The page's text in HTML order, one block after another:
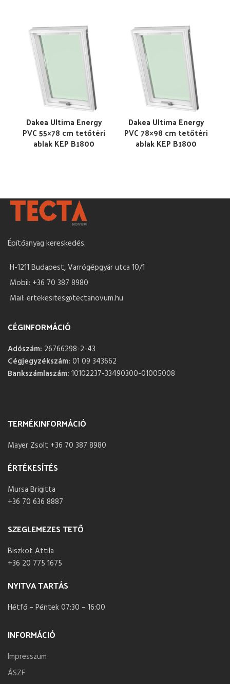
Dakea Ultima Energy
PVC 55×78 cm tetőtéri
ablak KEP B1800
Dakea Ultima Energy
PVC 78×98 cm tetőtéri
ablak KEP B1800
Építőanyag kereskedés.
H-1211 Budapest, Varrógépgyár utca 10/1
Mobil: +36 70 387 8980
Mail: ertekesites@tectanovum.hu
CÉGINFORMÁCIÓ
Adószám: 26766298-2-43
Cégjegyzékszám: 01 09 343662
Bankszámlaszám: 10102237-33490300-01005008
TERMÉKINFORMÁCIÓ
Mayer Zsolt +36 70 387 8980
ÉRTÉKESÍTÉS
Mursa Brigitta
+36 70 636 8887
SZEGLEMEZES TETŐ
Biszkot Attila
+36 20 775 1675
NYITVA TARTÁS
Hétfő – Péntek 07:30 – 16:00
INFORMÁCIÓ
Impresszum
ÁSZF